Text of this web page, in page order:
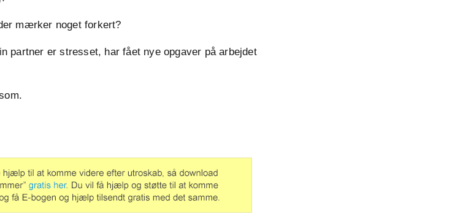
mærker noget forkert?
partner er stresset, har fået nye opgaver på arbejdet